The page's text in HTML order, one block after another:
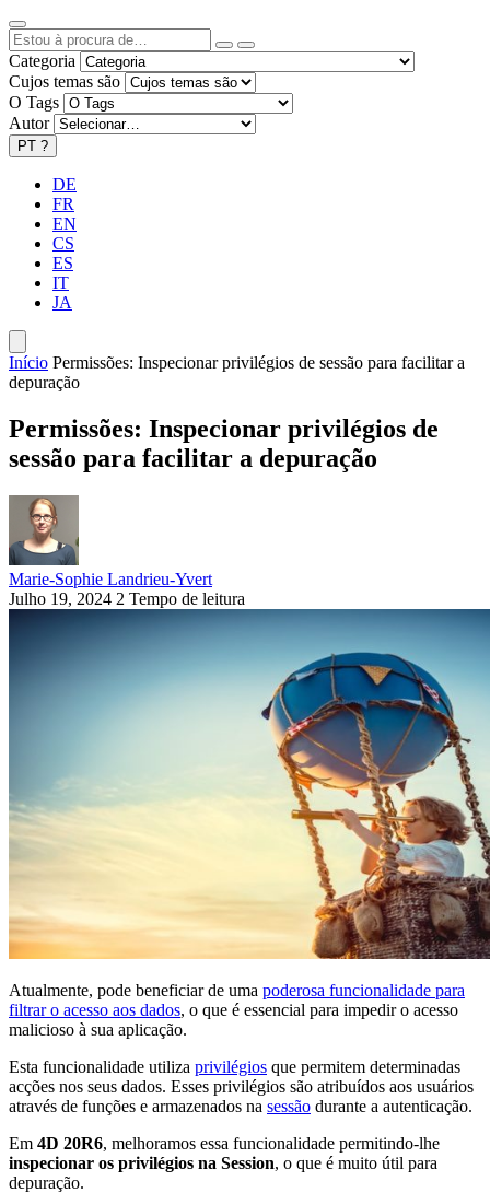
Categoria
Cujos temas são
O Tags
Autor
PT ?
DE
FR
EN
CS
ES
IT
JA
Início Permissões: Inspecionar privilégios de sessão para facilitar a
depuração
Permissões: Inspecionar privilégios de
sessão para facilitar a depuração
Marie-Sophie Landrieu-Yvert
Julho 19, 2024 2 Tempo de leitura
Atualmente, pode beneficiar de uma poderosa funcionalidade para
filtrar o acesso aos dados, o que é essencial para impedir o acesso
malicioso à sua aplicação.
Esta funcionalidade utiliza privilégios que permitem determinadas
acções nos seus dados. Esses privilégios são atribuídos aos usuários
através de funções e armazenados na sessão durante a autenticação.
Em 4D 20R6, melhoramos essa funcionalidade permitindo-lhe
inspecionar os privilégios na Session, o que é muito útil para
depuração.